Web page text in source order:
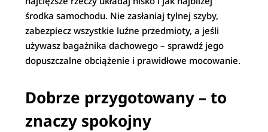
środka samochodu. Nie zasłaniaj tylnej szyby,
zabezpiecz wszystkie luźne przedmioty, a jeśli
używasz bagażnika dachowego – sprawdź jego
dopuszczalne obciążenie i prawidłowe mocowanie.
Dobrze przygotowany – to
znaczy spokojny